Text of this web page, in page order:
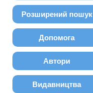
Розширений пошук
Допомога
Автори
Видавництва